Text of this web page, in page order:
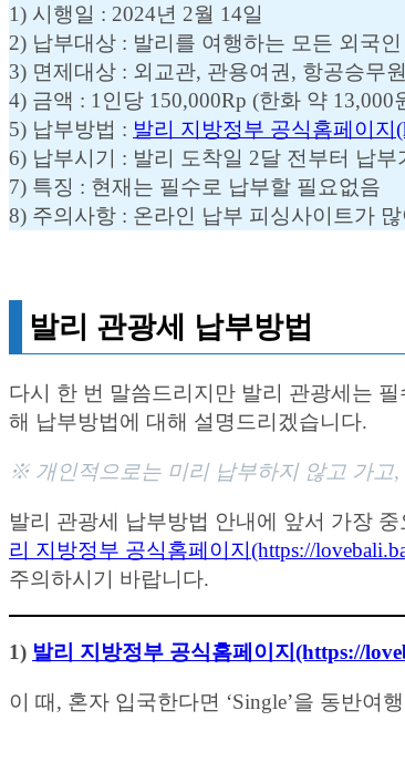
1) 시행일 : 2024년 2월 14일
2) 납부대상 : 발리를 여행하는 모든 외국인
3) 면제대상 : 외교관, 관용여권, 항공승무
4) 금액 : 1인당 150,000Rp (한화 약 13,000
5) 납부방법 : 발리 지방정부 공식홈페이지
6) 납부시기 : 발리 도착일 2달 전부터 납부
7) 특징 : 현재는 필수로 납부할 필요없음
8) 주의사항 : 온라인 납부 피싱사이트가
발리 관광세 납부방법
다시 한 번 말씀드리지만 발리 관광세는
해 납부방법에 대해 설명드리겠습니다.
※ 개인적으로는 미리 납부하지 않고 가고
발리 관광세 납부방법 안내에 앞서 가장
리 지방정부 공식홈페이지(https://
주의하시기 바랍니다.
1) 발리 지방정부 공식홈페이지(https://
이 때, 혼자 입국한다면 ‘Single’을 동반여